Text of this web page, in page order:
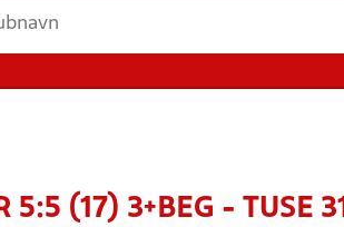
5:5 (17) 3+BEG - TUSE